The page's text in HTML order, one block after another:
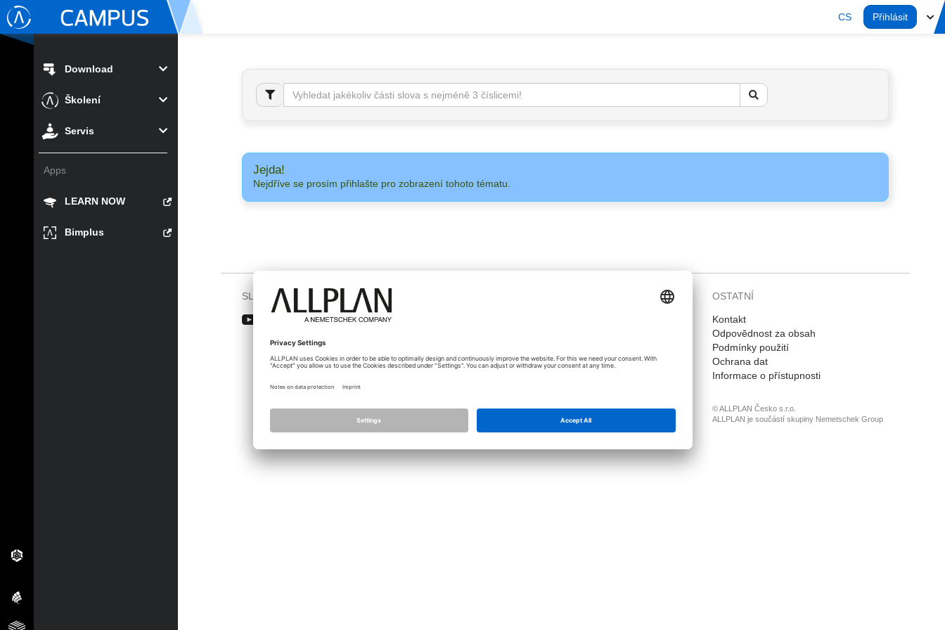
CS Přihlásit
Download
Školení
Servis
Apps
LEARN NOW
Bimplus
Jejda!
Nejdříve se prosím přihlašte pro zobrazení tohoto tématu.
SLEDUJTE NÁS NA ADMIN
Licence
Nastavení ochrany osobních údajů
OSTATNÍ
Kontakt
Odpovědnost za obsah
Podmínky použití
Ochrana dat
Informace o přístupnosti
© ALLPLAN Česko s.r.o.
ALLPLAN je součástí skupiny Nemetschek Group